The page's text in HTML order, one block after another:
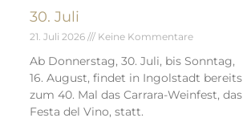
30. Juli
21. Juli 2026 Keine Kommentare
Ab Donnerstag, 30. Juli, bis Sonntag,
16. August, findet in Ingolstadt bereits
zum 40. Mal das Carrara-Weinfest, das
Festa del Vino, statt.